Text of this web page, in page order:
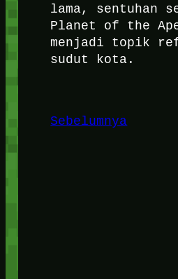
lama, sentuhan
Planet of the
menjadi topik
sudut kota.
Sebelumnya